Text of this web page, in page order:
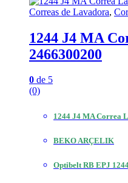
Correas de Lavadora,
1244 J4 MA
2466300200
0 de 5
(0)
1244 J4 MA Correa
BEKO ARÇELIK
Optibelt RB EPJ